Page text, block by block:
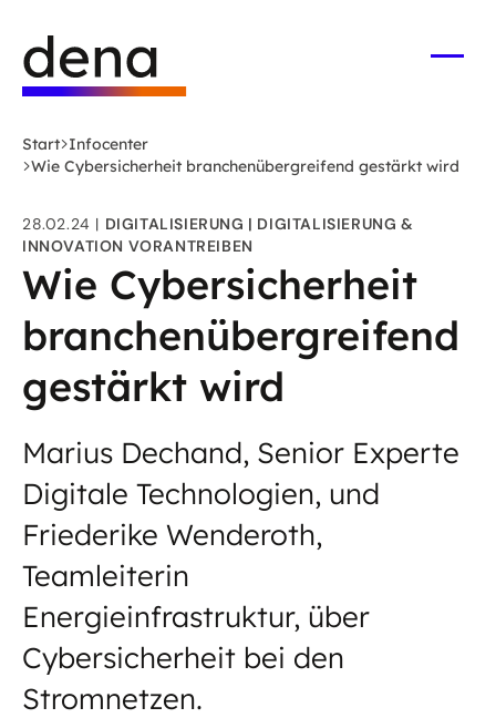
Hauptinhalt
springen
Deutsche
Energie-
Agentur
-
Startseite
Start Infocenter
Wie Cybersicherheit branchenübergreifend gestärkt wird
28.02.24 DIGITALISIERUNG
DIGITALISIERUNG &
INNOVATION VORANTREIBEN
Wie Cybersicherheit
branchenübergreifend
gestärkt wird
Marius Dechand, Senior Experte
Digitale Technologien, und
Friederike Wenderoth,
Teamleiterin
Energieinfrastruktur, über
Cybersicherheit bei den
Stromnetzen.